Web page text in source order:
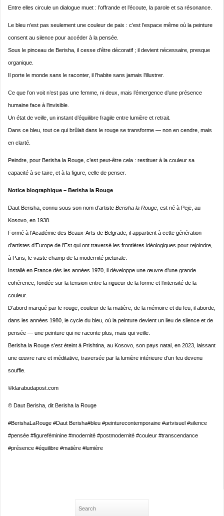
Entre elles circule un dialogue muet : l’offrande et l’écoute, la parole et sa résonance.
Le bleu n’est pas seulement une couleur de paix : c’est l’espace même où la peinture
consent au silence pour accéder à la pensée.
Sous le pinceau de Berisha, il cesse d’être décoratif ; il devient nécessaire, presque
organique.
Il porte le monde sans le raconter, il l’habite sans jamais l’illustrer.
Ce que l’on voit n’est pas une femme, ni deux, mais l’émergence d’une présence
humaine face à l’invisible.
Un état de veille, un instant d’équilibre fragile entre lumière et retrait.
Dans ce bleu, tout ce qui brûlait dans le rouge se transforme — non en cendre, mais
en clarté.
Peindre, pour Berisha la Rouge, c’est peut-être cela : restituer à la couleur sa
capacité à se taire, et à la figure, celle de penser.
Notice biographique – Berisha la Rouge
Daut Berisha, connu sous son nom d’artiste Berisha la Rouge , est né à Pejë, au
Kosovo, en 1938.
Formé à l’Académie des Beaux-Arts de Belgrade, il appartient à cette génération
d’artistes d’Europe de l’Est qui ont traversé les frontières idéologiques pour rejoindre,
à Paris, le vaste champ de la modernité picturale.
Installé en France dès les années 1970, il développe une œuvre d’une grande
cohérence, fondée sur la tension entre la rigueur de la forme et l’intensité de la
couleur.
D’abord marqué par le rouge, couleur de la matière, de la mémoire et du feu, il aborde,
dans les années 1980, le cycle du bleu, où la peinture devient un lieu de silence et de
pensée — une peinture qui ne raconte plus, mais qui veille.
Berisha la Rouge s’est éteint à Prishtina, au Kosovo, son pays natal, en 2023, laissant
une œuvre rare et méditative, traversée par la lumière intérieure d’un feu devenu
souffle.
©klarabudapost.com
© Daut Berisha, dit Berisha la Rouge
#BerishaLaRouge #Daut Berisha#bleu #peinturecontemporaine #artvisuel #silence
#pensée #figureféminine #modernité #postmodernité #couleur #transcendance
#présence #équilibre #matière #lumière